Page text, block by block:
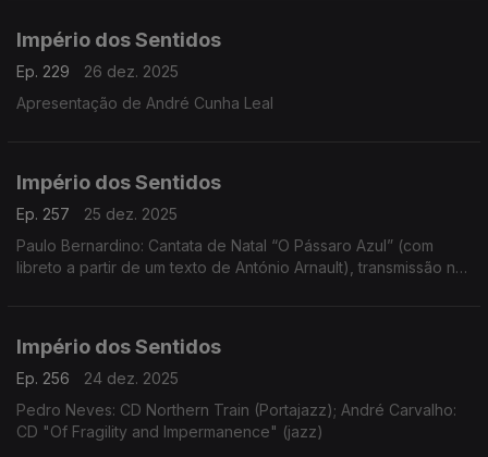
Império dos Sentidos
Ep. 229
26 dez. 2025
Apresentação de André Cunha Leal
Império dos Sentidos
Ep. 257
25 dez. 2025
Paulo Bernardino: Cantata de Natal “O Pássaro Azul” (com
libreto a partir de um texto de António Arnault), transmissão na
Império dos Sentidos
Ep. 256
24 dez. 2025
Pedro Neves: CD Northern Train (Portajazz); André Carvalho:
CD "Of Fragility and Impermanence" (jazz)